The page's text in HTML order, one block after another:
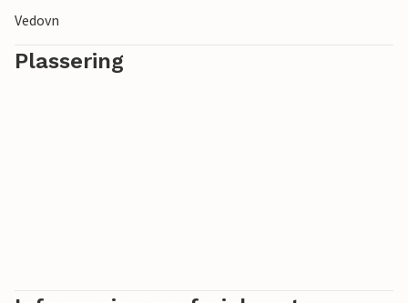
Vedovn
Plassering